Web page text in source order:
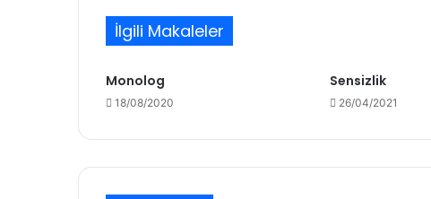
Bir Şiir Yazacağım Sana Çok Uzaklardan
24/02/2026
İlgili Makaleler
Monolog
18/08/2020
Sensizlik
26/04/2021